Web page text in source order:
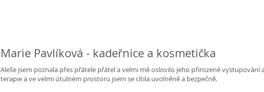
Marie Pavlíková - kadeřnice a kosmetička
Aleše jsem poznala přes přátele přátel a velmi mě oslovilo jeho přirozené
terapie a ve velmi útulném prostoru jsem se cítila uvolněně a bezpečně.